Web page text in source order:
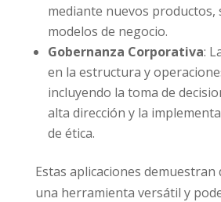
mediante nuevos productos,
modelos de negocio.
Gobernanza Corporativa:
en la estructura y
incluyendo la toma de
alta dirección y la
de ética.
Estas aplicaciones demuestran
una herramienta versátil y